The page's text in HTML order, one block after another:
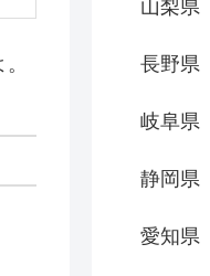
山梨県
長野県
岐阜県
静岡県
愛知県